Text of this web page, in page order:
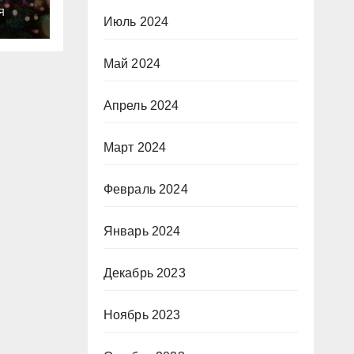
Июль 2024
Май 2024
Апрель 2024
Март 2024
Февраль 2024
Январь 2024
Декабрь 2023
Ноябрь 2023